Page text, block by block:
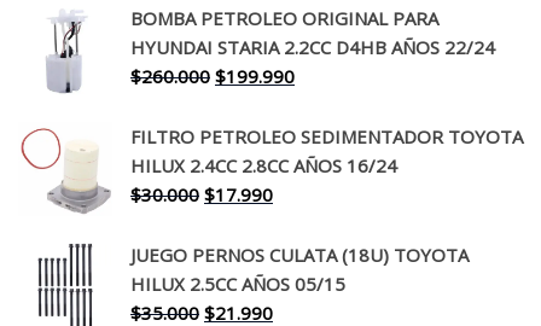
original
era:
$650.000.
actual
es:
$519.990.
BOMBA PETROLEO ORIGINAL PARA
HYUNDAI STARIA 2.2CC D4HB AÑOS 22/24
$260.000 El
original
era:
$260.000.
$199.990El
actual
es:
FILTRO PETROLEO SEDIMENTADOR TOYOTA
HILUX 2.4CC 2.8CC AÑOS 16/24
$30.000 El
original
era:
$30.000.
$17.990El
actual
es:
$17.990.
JUEGO PERNOS CULATA (18U) TOYOTA
HILUX 2.5CC AÑOS 05/15
$35.000 El
$21.990El